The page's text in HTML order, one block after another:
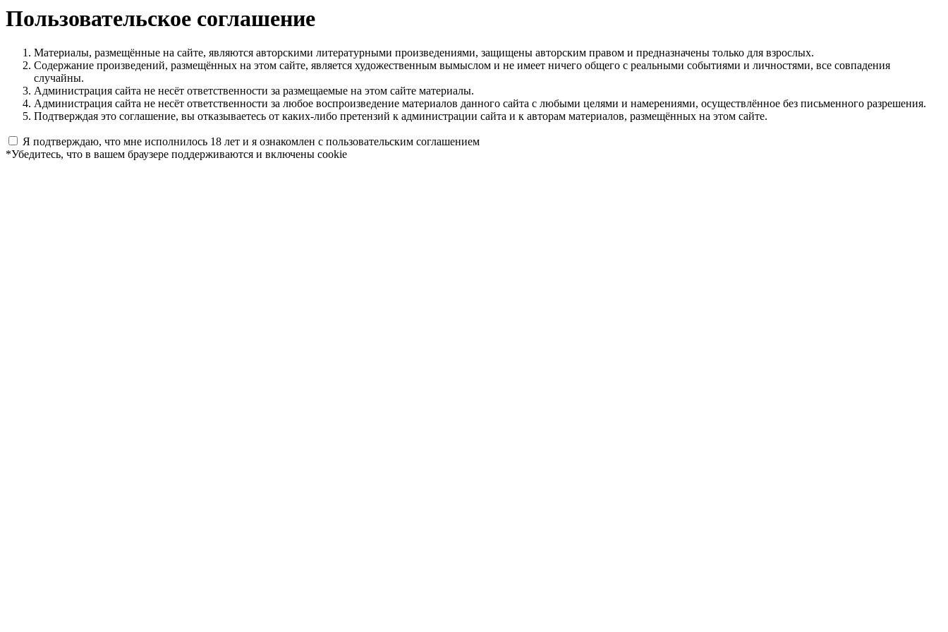
Пользовательское соглашение
Материалы, размещённые на сайте, являются авторскими литературными произведениями, защищены авторским правом и предназначены только для взрослых.
Содержание произведений, размещённых на этом сайте, является художественным вымыслом и не имеет ничего общего с реальными событиями и личностями, все совпадения
случайны.
Администрация сайта не несёт ответственности за размещаемые на этом сайте материалы.
Администрация сайта не несёт ответственности за любое воспроизведение материалов данного сайта с любыми целями и намерениями, осуществлённое без письменного разрешения.
Подтверждая это соглашение, вы отказываетесь от каких-либо претензий к администрации сайта и к авторам материалов, размещённых на этом сайте.
Я подтверждаю, что мне исполнилось 18 лет и я ознакомлен с пользовательским соглашением
*Убедитесь, что в вашем браузере поддерживаются и включены cookie